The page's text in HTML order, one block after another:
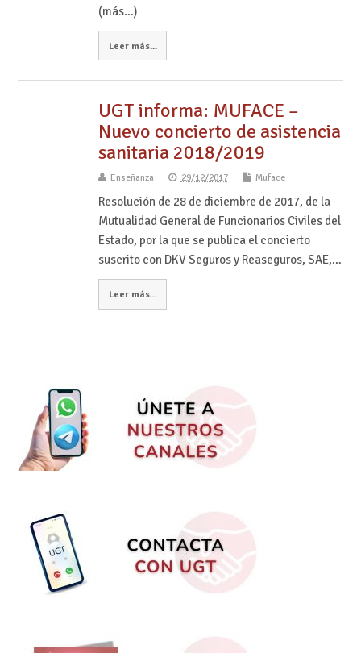
(más…)
Leer más...
UGT informa: MUFACE –
Nuevo concierto de asistencia
sanitaria 2018/2019
Enseñanza 29/12/2017 Muface
Resolución de 28 de diciembre de 2017, de la
Mutualidad General de Funcionarios Civiles del
Estado, por la que se publica el concierto
suscrito con DKV Seguros y Reaseguros, SAE,…
Leer más...